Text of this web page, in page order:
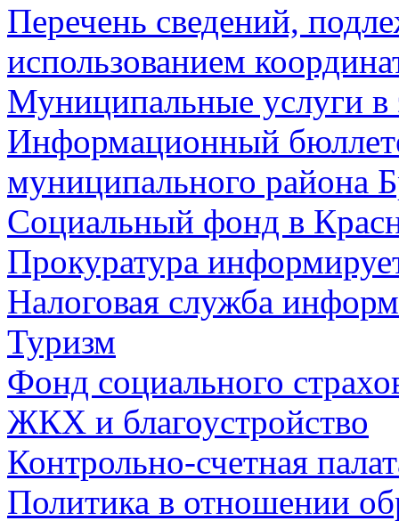
Перечень сведений,
использованием
Муниципальные услуги в
Информационный
муниципального района
Социальный фонд в
Прокуратура
Налоговая служба
Туризм
Фонд социального
ЖКХ и благоустройство
Контрольно-счетная
Политика в отношении